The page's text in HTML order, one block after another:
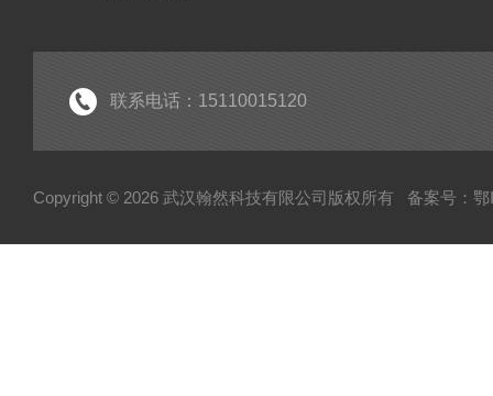
环保服务
联系电话：15110015120
Copyright © 2026 武汉翰然科技有限公司版权所有 备案号：